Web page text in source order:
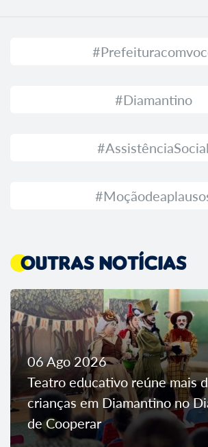
#Diamantino
#AssistênciaSocial
Outras Notícias
06 Ago 2026
Teatro educativo reúne mais
crianças em Diamantino no
de Cooperar